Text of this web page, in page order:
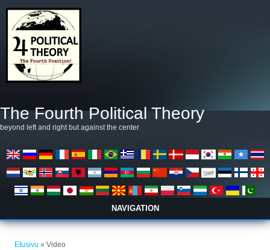
The Fourth Political Theory
beyond left and right but against the center
NAVIGATION
Etusivu » Video